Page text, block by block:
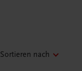
Sortieren nach